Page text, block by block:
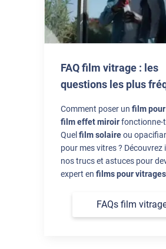
FAQ film vitrage : les
questions les plus
Comment poser un film
film effet miroirfonctionne-
Quel film solaireou
pour mes vitres ? Découvrez
nos trucs et astuces pour
expert en films pour vitrages
FAQs film